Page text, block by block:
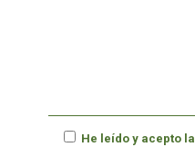
He leído y acepto la